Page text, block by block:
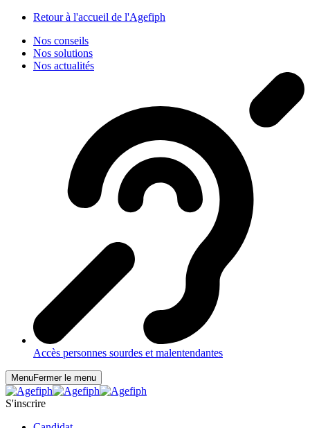
Retour à l'accueil de l'Agefiph
Nos conseils
Nos solutions
Nos actualités
Accès personnes sourdes et malentendantes
MenuFermer le menu
S'inscrire